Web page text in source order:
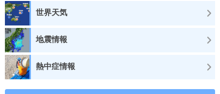
世界天気
地震情報
熱中症情報